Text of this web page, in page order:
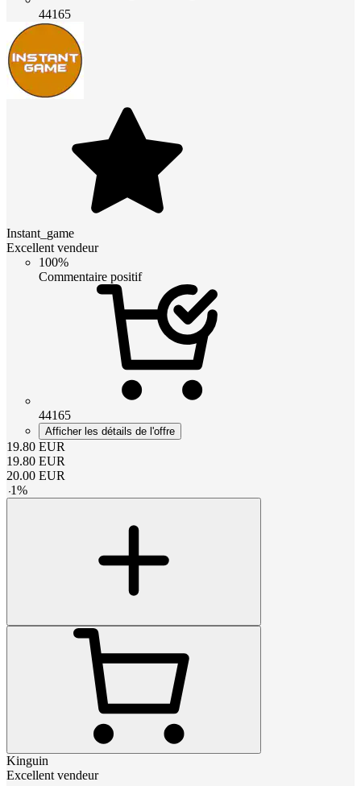
44165
Instant_game
Excellent vendeur
100%
Commentaire positif
44165
Afficher les détails de l'offre
19.80 EUR
19.80 EUR
20.00 EUR
-1%
Kinguin
Excellent vendeur